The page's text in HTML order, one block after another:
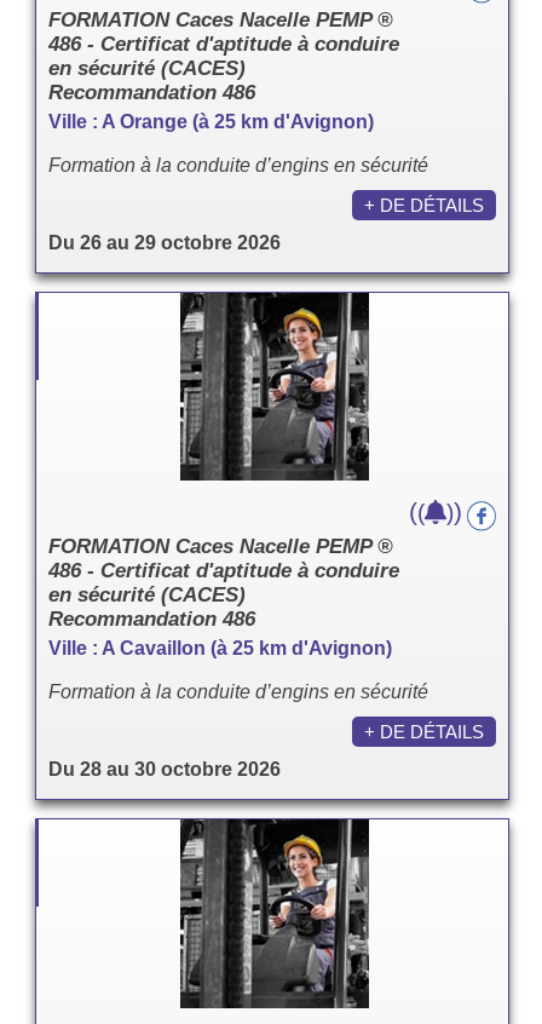
FORMATION Caces Nacelle PEMP ®
486 - Certificat d'aptitude à conduire
en sécurité (CACES)
Recommandation 486
Ville : A Orange (à 25 km d'Avignon)
Formation à la conduite d’engins en sécurité
Du 26 au 29 octobre 2026
+ DE DÉTAILS
FORMATION Caces Nacelle PEMP ®
486 - Certificat d'aptitude à conduire
en sécurité (CACES)
Recommandation 486
Ville : A Cavaillon (à 25 km d'Avignon)
Formation à la conduite d’engins en sécurité
Du 28 au 30 octobre 2026
(( ))
+ DE DÉTAILS